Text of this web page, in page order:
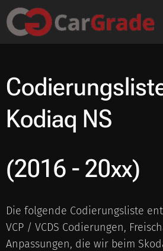
Kodiaq NS
(2016 - 20xx)
Die folgende Codierungsliste
VCP / VCDS Codierungen,
Anpassungen, die wir beim